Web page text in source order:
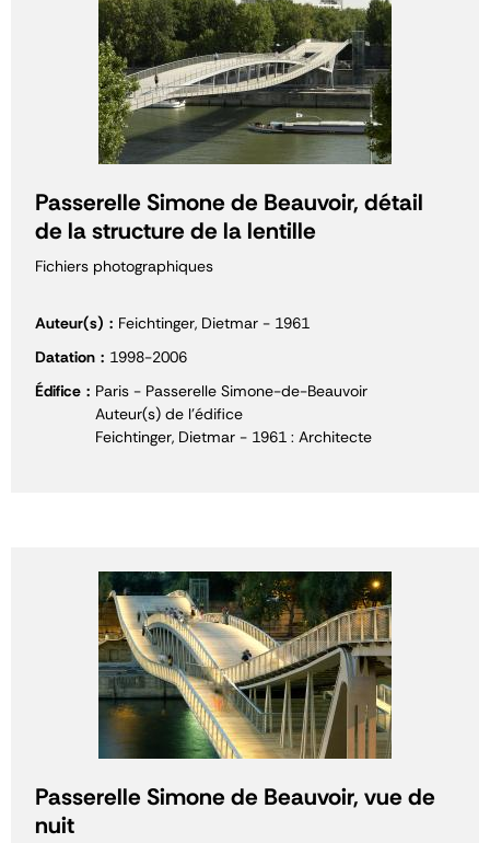
Passerelle Simone de Beauvoir, détail
de la structure de la lentille
Fichiers photographiques
Auteur(s)
Feichtinger, Dietmar - 1961
Datation
1998-2006
Édifice
Paris - Passerelle Simone-de-Beauvoir
Auteur(s) de l'édifice
Feichtinger, Dietmar - 1961 : Architecte
Passerelle Simone de Beauvoir, vue de
nuit